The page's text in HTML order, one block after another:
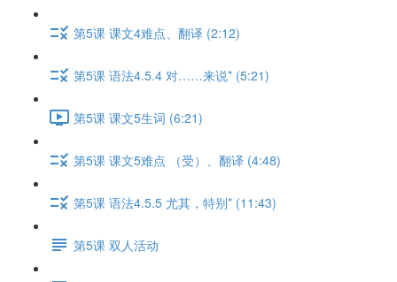
第5课 课文4难点、翻译 (2:12)
第5课 语法4.5.4 对……来说* (5:21)
第5课 课文5生词 (6:21)
第5课 课文5难点 （受）、翻译 (4:48)
第5课 语法4.5.5 尤其，特别* (11:43)
第5课 双人活动